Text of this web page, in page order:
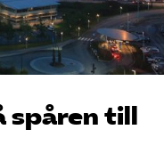
spåren till